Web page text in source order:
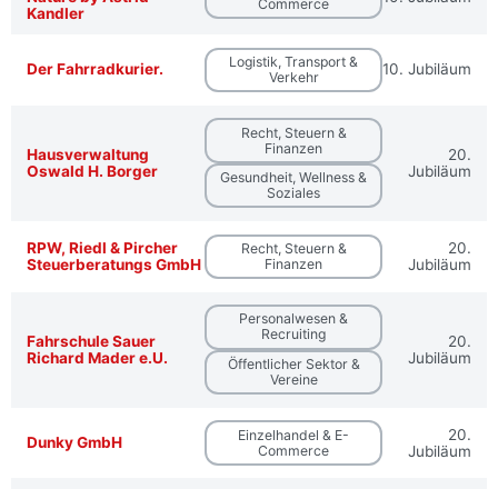
Kandler
Commerce
Der Fahrradkurier.
Logistik, Transport &
Verkehr
10. Jubiläum
Hausverwaltung
Oswald H. Borger
Recht, Steuern &
Finanzen
Gesundheit, Wellness &
Soziales
20.
Jubiläum
RPW, Riedl & Pircher
Steuerberatungs GmbH
Recht, Steuern &
Finanzen
20.
Jubiläum
Fahrschule Sauer
Richard Mader e.U.
Personalwesen &
Recruiting
Öffentlicher Sektor &
Vereine
20.
Jubiläum
Dunky GmbH
Einzelhandel & E-
Commerce
20.
Jubiläum